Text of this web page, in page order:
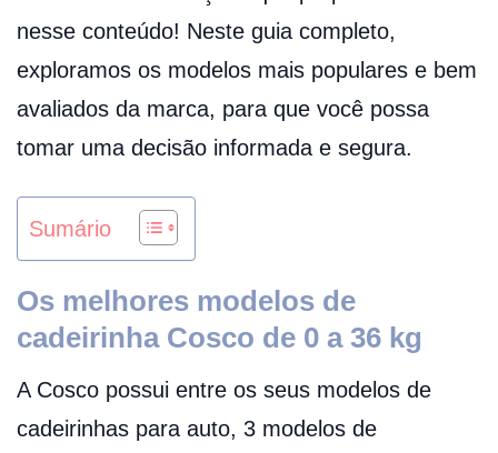
nesse conteúdo! Neste guia completo,
exploramos os modelos mais populares e bem
avaliados da marca, para que você possa
tomar uma decisão informada e segura.
Sumário
Os melhores modelos de
cadeirinha Cosco de 0 a 36 kg
A Cosco possui entre os seus modelos de
cadeirinhas para auto, 3 modelos de